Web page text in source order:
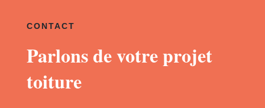
CONTACT
Parlons de votre projet
toiture